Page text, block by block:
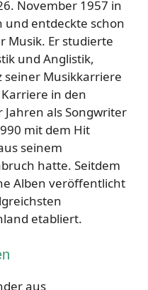
November 1957 in
und entdeckte schon
Musik. Er studierte
und Anglistik,
seiner Musikkarriere
in den
als Songwriter
mit dem Hit
seinem
hatte. Seitdem
Alben veröffentlicht
etabliert.
aus